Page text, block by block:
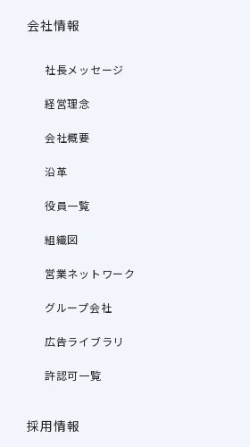
会社情報
社長メッセージ
経営理念
会社概要
沿革
役員一覧
組織図
営業ネットワーク
グループ会社
広告ライブラリ
許認可一覧
採用情報